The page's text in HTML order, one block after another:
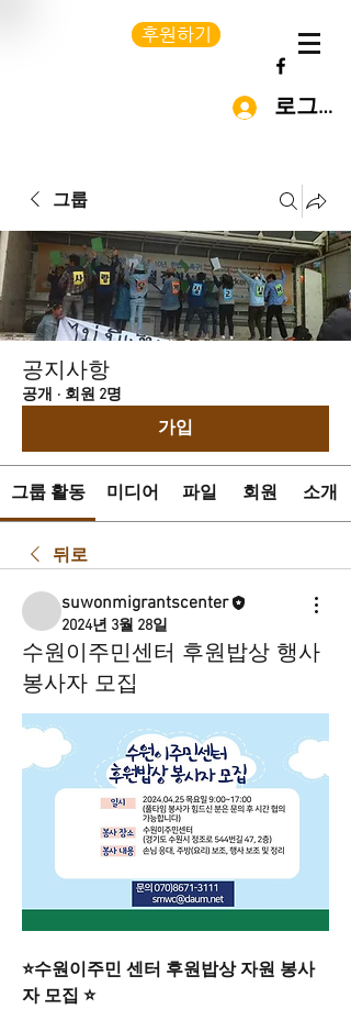
로그인
후원하기
그룹
공지사항
공개 · 회원 2명
가입
그룹 활동 미디어 파일 회원 소개
뒤로
suwonmigrantscenter
2024년 3월 28일
수원이주민센터 후원밥상 행사
봉사자 모집
⭐️수원이주민 센터 후원밥상 자원 봉사
자 모집 ⭐️